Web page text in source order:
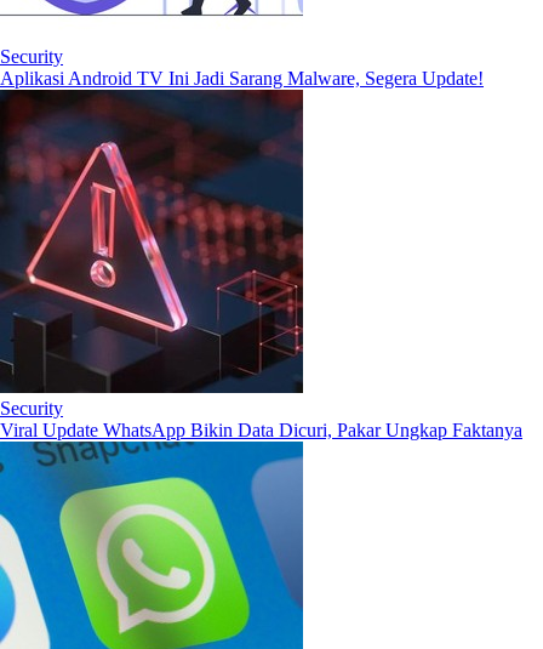
Security
Aplikasi Android TV Ini Jadi Sarang Malware, Segera Update!
Security
Viral Update WhatsApp Bikin Data Dicuri, Pakar Ungkap Faktanya